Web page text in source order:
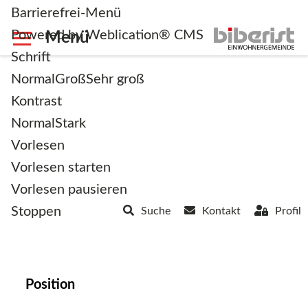
Barrierefrei-Menü
Powered by Weblication® CMS
Schrift
Normal GroßSehr groß
Kontrast
Normal Stark
Vorlesen
Vorlesen starten
Vorlesen pausieren
Stoppen
Profil
Kontakt
Suche
Schenker Denis
Position